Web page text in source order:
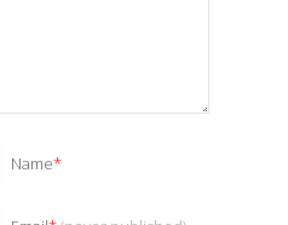
Name*